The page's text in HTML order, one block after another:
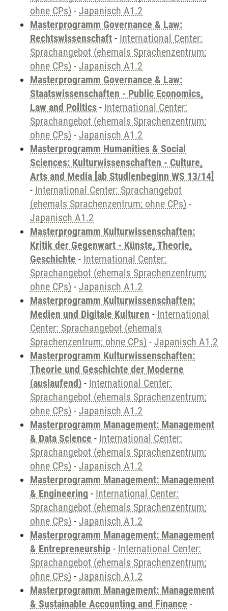
ohne CPs) - Japanisch A1.2
Masterprogramm Governance & Law:
Rechtswissenschaft - International Center:
Sprachangebot (ehemals Sprachenzentrum;
ohne CPs) - Japanisch A1.2
Masterprogramm Governance & Law:
Staatswissenschaften - Public Economics,
Law and Politics - International Center:
Sprachangebot (ehemals Sprachenzentrum;
ohne CPs) - Japanisch A1.2
Masterprogramm Humanities & Social
Sciences: Kulturwissenschaften - Culture,
Arts and Media [ab Studienbeginn WS 13/14]
- International Center: Sprachangebot
(ehemals Sprachenzentrum; ohne CPs) -
Japanisch A1.2
Masterprogramm Kulturwissenschaften:
Kritik der Gegenwart - Künste, Theorie,
Geschichte - International Center:
Sprachangebot (ehemals Sprachenzentrum;
ohne CPs) - Japanisch A1.2
Masterprogramm Kulturwissenschaften:
Medien und Digitale Kulturen - International
Center: Sprachangebot (ehemals
Sprachenzentrum; ohne CPs) - Japanisch A1.2
Masterprogramm Kulturwissenschaften:
Theorie und Geschichte der Moderne
(auslaufend) - International Center:
Sprachangebot (ehemals Sprachenzentrum;
ohne CPs) - Japanisch A1.2
Masterprogramm Management: Management
& Data Science - International Center:
Sprachangebot (ehemals Sprachenzentrum;
ohne CPs) - Japanisch A1.2
Masterprogramm Management: Management
& Engineering - International Center:
Sprachangebot (ehemals Sprachenzentrum;
ohne CPs) - Japanisch A1.2
Masterprogramm Management: Management
& Entrepreneurship - International Center:
Sprachangebot (ehemals Sprachenzentrum;
ohne CPs) - Japanisch A1.2
Masterprogramm Management: Management
& Sustainable Accounting and Finance -